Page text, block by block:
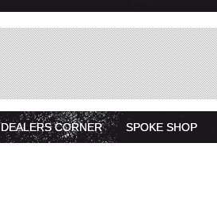
DEALERS CORNER SPOKE SHOP